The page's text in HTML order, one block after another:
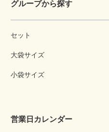
グループから探す
セット
大袋サイズ
小袋サイズ
営業日カレンダー